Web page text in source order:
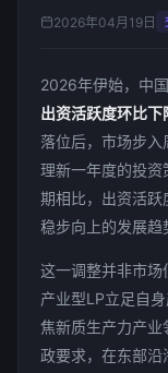
2026年04月19日
2026年伊始，中
出资活跃度环比下
落位后，市场步
理新一年度的投资
期相比，出资活跃
稳步向上的发展趋
这一调整并非市场
产业型LP立足自
焦新质生产力产
政要求，在东部沿